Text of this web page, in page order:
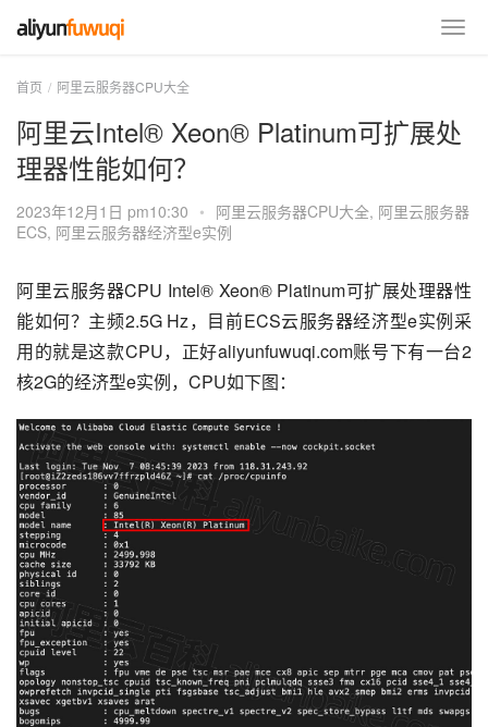
首页 阿里云服务器CPU大全
阿里云Intel® Xeon® Platinum可扩展处
理器性能如何？
2023年12月1日 pm10:30 • 阿里云服务器CPU大全, 阿里云服务器
ECS, 阿里云服务器经济型e实例
阿里云服务器CPU Intel® Xeon® Platinum可扩展处理器性
能如何？主频2.5G Hz，目前ECS云服务器经济型e实例采
用的就是这款CPU，正好aliyunfuwuqi.com账号下有一台2
核2G的经济型e实例，CPU如下图：